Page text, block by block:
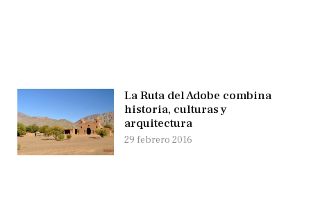
La Ruta del Adobe combina
historia, culturas y
arquitectura
29 febrero 2016